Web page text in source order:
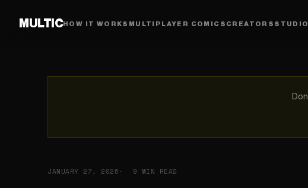
MULTICHOW IT WORKS MULTIPLAYER COMICS CREATORS STUDIO
JANUARY 27, 2026 9 MIN READ